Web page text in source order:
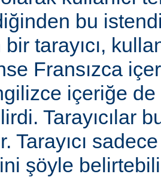
bu
tarayıcı,
Fransızca
içeriğe de
Tarayıcılar
Tarayıcı
şöyle